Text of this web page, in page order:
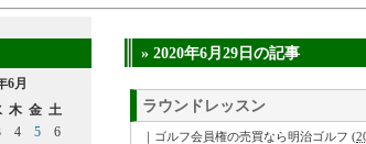
» 2020年6月29日の記事
ラウンドレッスン
｜ゴルフ会員権の売買なら明治ゴルフ (
6月
木 金 土
4 5
6